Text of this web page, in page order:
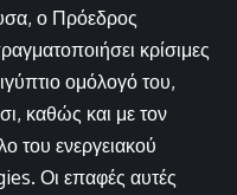
ο Πρόεδρος
κρίσιμες
ομόλογό του,
καθώς και με τον
του ενεργειακού
Οι επαφές αυτές